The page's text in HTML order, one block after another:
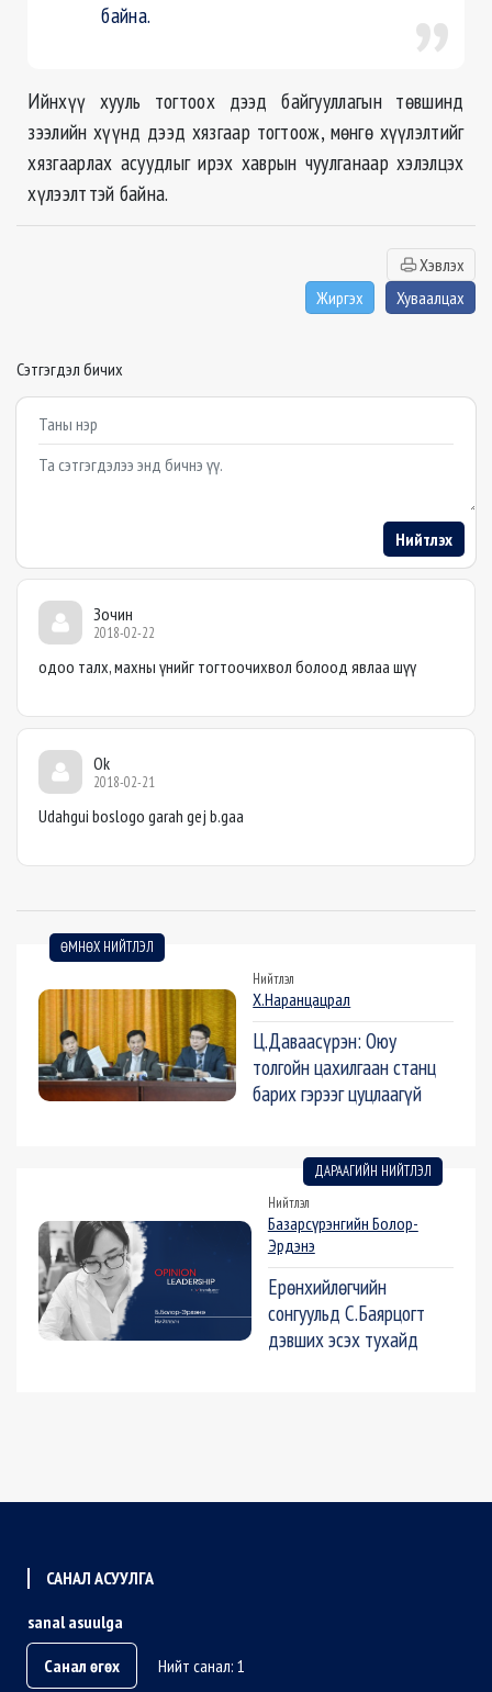
байна.
Ийнхүү хууль тогтоох дээд байгууллагын төвшинд
зээлийн хүүнд дээд хязгаар тогтоож, мөнгө хүүлэлтийг
хязгаарлах асуудлыг ирэх хаврын чуулганаар хэлэлцэх
хүлээлттэй байна.
Хэвлэх
Жиргэх
Хуваалцах
Сэтгэгдэл бичих
Example textarea
Нийтлэх
Зочин
2018-02-22
одоо талх, махны үнийг тогтоочихвол болоод явлаа шүү
Ok
2018-02-21
Udahgui boslogo garah gej b.gaa
ӨМНӨХ НИЙТЛЭЛ
Нийтлэл
Х.Наранцацрал
Ц.Даваасүрэн: Оюу
толгойн цахилгаан станц
барих гэрээг цуцлаагүй
ДАРААГИЙН НИЙТЛЭЛ
Нийтлэл
Базарсүрэнгийн Болор-
Эрдэнэ
Ерөнхийлөгчийн
сонгуульд С.Баярцогт
дэвших эсэх тухайд
САНАЛ АСУУЛГА
sanal asuulga
Санал өгөх
Нийт санал: 1